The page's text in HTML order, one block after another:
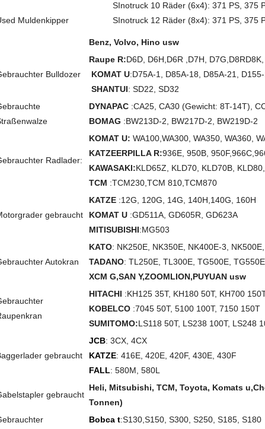
sed Muldenkipper
SInotruck 10 Räder (6x4): 371 PS, 375
SInotruck 12 Räder (8x4): 371 PS, 375
Benz, Volvo, Hino usw
Bulldozer
Raupe R:D6D, D6H, D6R , D7H, D7G, D8R
KOMAT U:D75A-1, D85A-18, D85A-21,
SHANTUI: SD22, SD32
DYNAPAC :CA25, CA30 (Gewicht: 8T-14T) ,
BOMAG :BW213D-2, BW217D-2, BW219D-2
Radlader:
KOMAT U: WA100, WA300, WA350, WA360,
KATZEERPILLA R:936E, 950B, 950F,966C,
KAWASAKI:KLD65Z, KLD70, KLD70B,
TCM :TCM230, TCM 810, TCM870
gebraucht
KATZE :12G, 120G, 14G, 140H ,140G, 160H
KOMAT U :GD511A, GD605R, GD623A
MITISUBISHI:MG503
Autokran
KATO: NK250E, NK350E, NK400E-3,
TADANO: TL250E, TL300E, TG500E,
XCM G,SAN Y,ZOOMLION,PUYUAN usw
HITACHI :KH125 35T, KH180 50T, KH700
KOBELCO :7045 50T, 5100 100T, 7150 150T
SUMITOMO:LS118 50T, LS238 100T, LS248
gebraucht
JCB: 3CX, 4CX
KATZE: 416E, 420E, 420F, 430E, 430F
FALL: 580M, 580L
gebraucht
Heli, Mitsubishi, TCM, Toyota, Komats u,
Tonnen)
Bobca t:S130, S150, S300, S250, S185, S180